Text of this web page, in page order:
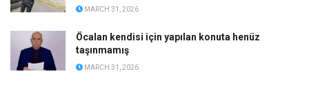
MARCH 31, 2026
Öcalan kendisi için yapılan konuta henüz
taşınmamış
MARCH 31, 2026